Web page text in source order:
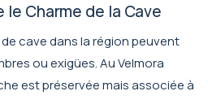
Charme de la Cave
cave dans la région peuvent
ou exigües. Au Velmora
est préservée mais associée à